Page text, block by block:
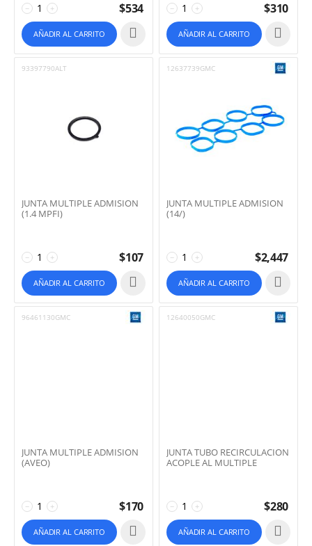
+
− $534
AÑADIR AL CARRITO
+
− $310
AÑADIR AL CARRITO
93397790ALT
JUNTA MULTIPLE ADMISION
(1.4 MPFI)
+
− $107
AÑADIR AL CARRITO
12637739GMC
JUNTA MULTIPLE ADMISION
(14/)
+
− $2,447
AÑADIR AL CARRITO
96461130GMC
JUNTA MULTIPLE ADMISION
(AVEO)
+
− $170
AÑADIR AL CARRITO
12640050GMC
JUNTA TUBO RECIRCULACION
ACOPLE AL MULTIPLE
+
− $280
AÑADIR AL CARRITO